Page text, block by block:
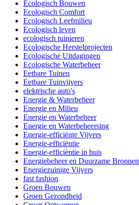
Ecologisch Bouwen
Ecologisch Comfort
Ecologisch Leefmilieu
Ecologisch leven
ecologisch tuinieren
Ecologische Herstelprojecten
Ecologische Uitdagingen
Ecologische Waterbeheer
Eetbare Tuinen
Eetbare Tuinvijvers
elektrische auto's
Energie & Waterbeheer
Energie en Milieu
Energie en Waterbeheer
Energie en Waterbeheersing
Energie-efficiënte Vijvers
Energie-efficiëntie
Energie-efficiëntie in huis
Energiebeheer en Duurzame Bronnen
Energiezuinige Vijvers
fast fashion
Groen Bouwen
Groen Gezondheid